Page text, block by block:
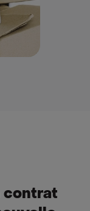
contrat